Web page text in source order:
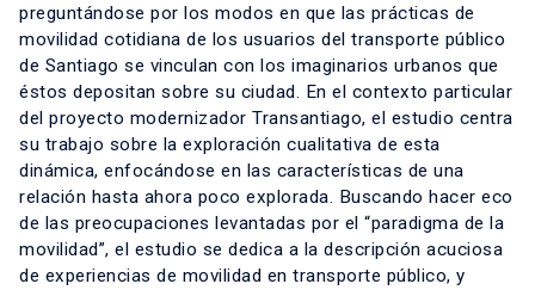
preguntándose por los modos en que las prácticas de
movilidad cotidiana de los usuarios del transporte público
de Santiago se vinculan con los imaginarios urbanos que
éstos depositan sobre su ciudad. En el contexto particular
del proyecto modernizador Transantiago, el estudio centra
su trabajo sobre la exploración cualitativa de esta
dinámica, enfocándose en las características de una
relación hasta ahora poco explorada. Buscando hacer eco
de las preocupaciones levantadas por el “paradigma de la
movilidad”, el estudio se dedica a la descripción acuciosa
de experiencias de movilidad en transporte público, y